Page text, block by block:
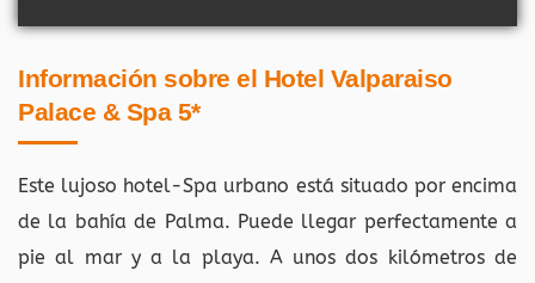
Información sobre el Hotel Valparaiso
Palace & Spa 5*
Este lujoso hotel-Spa urbano está situado por encima
de la bahía de Palma. Puede llegar perfectamente a
pie al mar y a la playa. A unos dos kilómetros de